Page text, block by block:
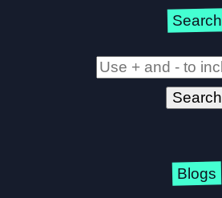
Search
Blogs